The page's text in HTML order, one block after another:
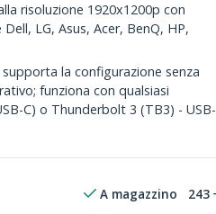
risoluzione 1920x1200p con
LG, Asus, Acer, BenQ, HP,
supporta la configurazione senza
funziona con qualsiasi
C) o Thunderbolt 3 (TB3) - USB-
A magazzino 243